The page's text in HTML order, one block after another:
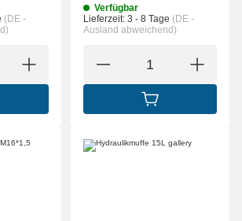
(DE -
WARENKORB
Verfügbar
Lieferzeit: 3 - 8 Tage (DE -
Ausland abweichend)
IN DEN